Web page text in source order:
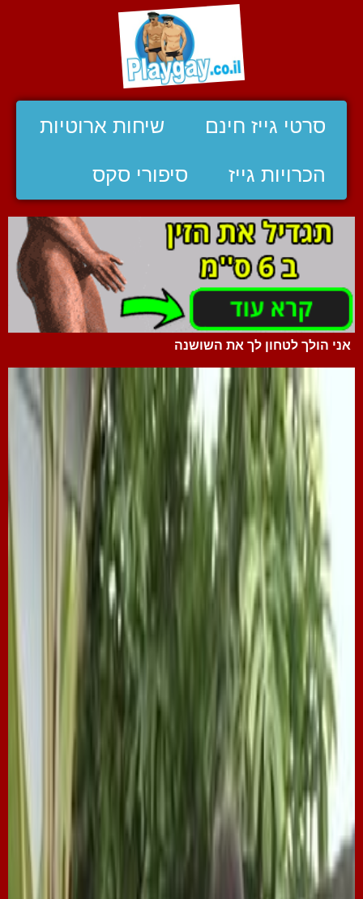
סרטי גייז חינם שיחות ארוטיות
הכרויות גייז סיפורי סקס
אני הולך לטחון לך את השושנה